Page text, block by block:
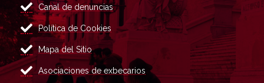
Canal de denuncias
Política de Cookies
Mapa del Sitio
Asociaciones de exbecarios